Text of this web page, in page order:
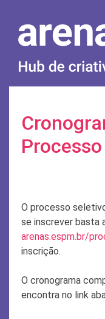
content
O processo
se inscrever basta
arenas.espm.br/
inscrição.
O cronograma
encontra no link